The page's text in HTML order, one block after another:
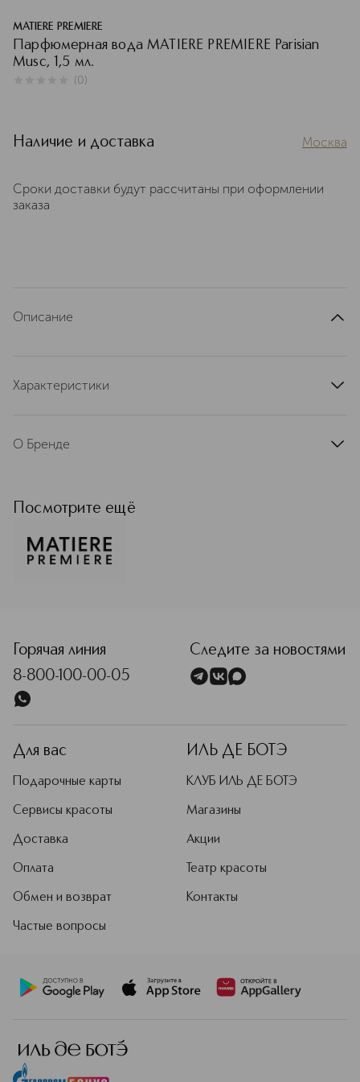
MATIERE PREMIERE
Парфюмерная вода MATIERE PREMIERE Parisian
Musc, 1,5 мл.
(0)
Наличие и доставка Москва
Сроки доставки будут рассчитаны при оформлении
заказа
Описание
Характеристики
О Бренде
олицетворяющий истинный
французский шик и безупречное
Подробнее
Посмотрите ещё
Горячая линия
8-800-100-00-05
Следите за новостями
Для вас
Подарочные карты
Сервисы красоты
Доставка
Оплата
Обмен и возврат
Частые вопросы
ИЛЬ ДЕ БОТЭ
КЛУБ ИЛЬ ДЕ БОТЭ
Магазины
Акции
Театр красоты
Контакты